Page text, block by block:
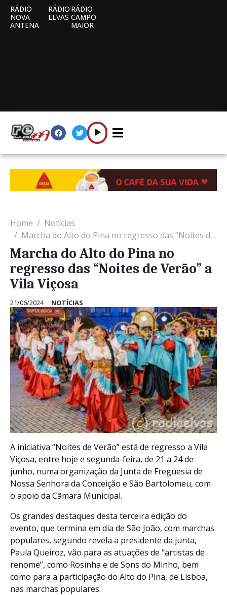
RÁDIO
NOVA
ANTENA
RÁDIO
ELVAS
RÁDIO
CAMPO
MAIOR
Home
Notícias
Marcha do Alto do Pina no regresso das “Noites de Verão” a Vila Viçosa
Marcha do Alto do Pina no
regresso das “Noites de Verão” a
Vila Viçosa
21/06/2024 NOTÍCIAS
A iniciativa “Noites de Verão” está de regresso a Vila
Viçosa, entre hoje e segunda-feira, de 21 a 24 de
junho, numa organização da Junta de Freguesia de
Nossa Senhora da Conceição e São Bartolomeu, com
o apoio da Câmara Municipal.
Os grandes destaques desta terceira edição do
evento, que termina em dia de São João, com marchas
populares, segundo revela a presidente da junta,
Paula Queiroz, vão para as atuações de “artistas de
renome”, como Rosinha e de Sons do Minho, bem
como para a participação do Alto do Pina, de Lisboa,
nas marchas populares.